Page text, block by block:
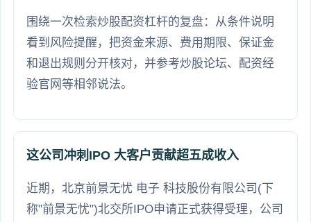
围绕一次检索炒股配资杠杆的复盘：从条件说明
看到风险提醒，把资金来源、费用期限、保证金
和退出规则分开核对，并参考炒股论坛、配资经
验官网等相邻说法。
这公司冲刺IPO 大客户贡献超五成收入
近期，北京前景无忧 电子 科技股份有限公司(下
称"前景无忧")北交所IPO申请正式获得受理，公司